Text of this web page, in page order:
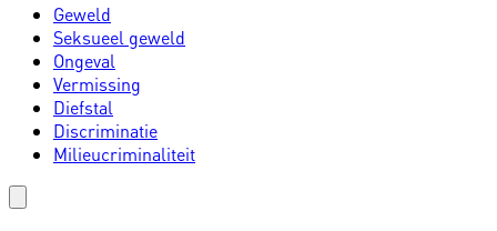
Geweld
Seksueel geweld
Ongeval
Vermissing
Diefstal
Discriminatie
Milieucriminaliteit